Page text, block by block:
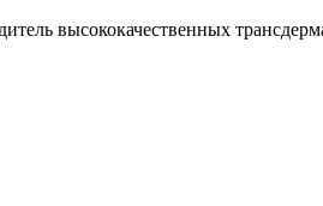
высококачественных